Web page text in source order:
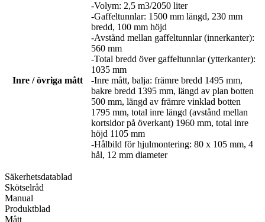
Inre / övriga mått
-Volym: 2,5 m3/2050 liter
-Gaffeltunnlar: 1500 mm längd, 230 mm
bredd, 100 mm höjd
-Avstånd mellan gaffeltunnlar (innerkanter):
560 mm
-Total bredd över gaffeltunnlar (ytterkanter):
1035 mm
-Inre mått, balja: främre bredd 1495 mm,
bakre bredd 1395 mm, längd av plan botten
500 mm, längd av främre vinklad botten
1795 mm, total inre längd (avstånd mellan
kortsidor på överkant) 1960 mm, total inre
höjd 1105 mm
-Hålbild för hjulmontering: 80 x 105 mm, 4
hål, 12 mm diameter
Säkerhetsdatablad
Skötselråd
Manual
Produktblad
Mått